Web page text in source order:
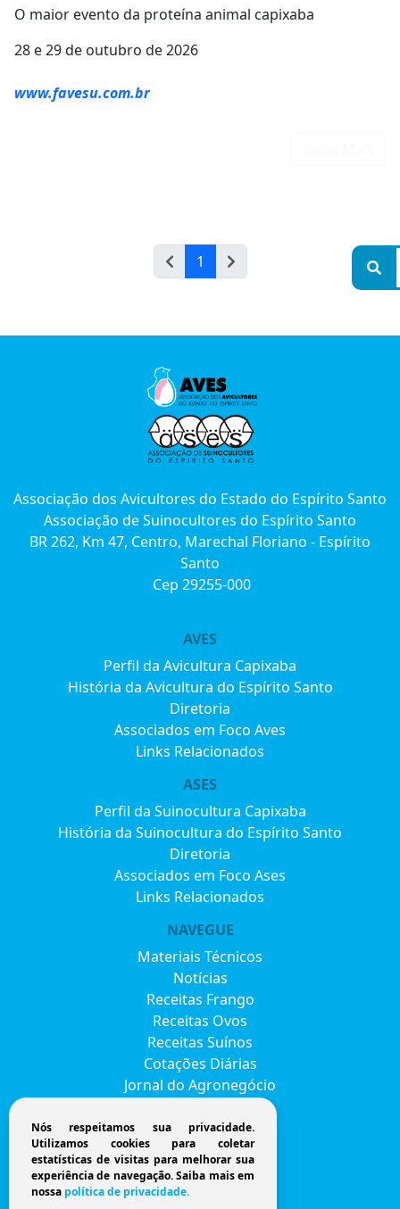
O maior evento da proteína animal capixaba
28 e 29 de outubro de 2026
www.favesu.com.br
1
AVES
Perfil da Avicultura Capixaba
História da Avicultura do Espírito Santo
Diretoria
Associados em Foco Aves
Links Relacionados
ASES
Perfil da Suinocultura Capixaba
História da Suinocultura do Espírito Santo
Diretoria
Associados em Foco Ases
Links Relacionados
NAVEGUE
Materiais Técnicos
Notícias
Receitas Frango
Receitas Ovos
Receitas Suínos
Cotações Diárias
Jornal do Agronegócio
Envie seu currículo
FAVESU 2026
Fale Conosco
Associação dos Avicultores do Estado do Espírito Santo
Associação de Suinocultores do Espírito Santo
BR 262, Km 47, Centro, Marechal Floriano - Espírito
Santo
Cep 29255-000
Nós respeitamos sua privacidade.
Utilizamos cookies para coletar
estatísticas de visitas para melhorar sua
experiência de navegação. Saiba mais em
nossa política de privacidade.